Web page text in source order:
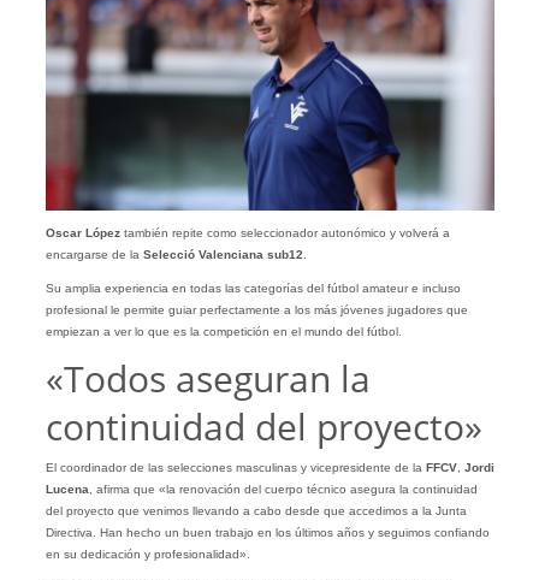
Oscar Lópeztambién repite como seleccionador autonómico y volverá a
encargarse de la Selecció Valenciana sub12
Su amplia experiencia en todas las categorías del fútbol amateur e incluso
profesional le permite guiar perfectamente a los más jóvenes jugadores que
empiezan a ver lo que es la competición en el mundo del fútbol.
«Todos aseguran la
continuidad del proyecto»
El coordinador de las selecciones masculinas y vicepresidente de la FFCV, Jordi
Lucena , afirma que «la renovación del cuerpo técnico asegura la continuidad
del proyecto que venimos llevando a cabo desde que accedimos a la Junta
Directiva. Han hecho un buen trabajo en los últimos años y seguimos confiando
en su dedicación y profesionalidad».